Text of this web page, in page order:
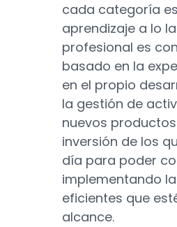
cada categoría
aprendizaje a lo
profesional es
basado en la
en el propio
la gestión de
nuevos
inversión de los
día para poder
implementando
eficientes que
alcance.